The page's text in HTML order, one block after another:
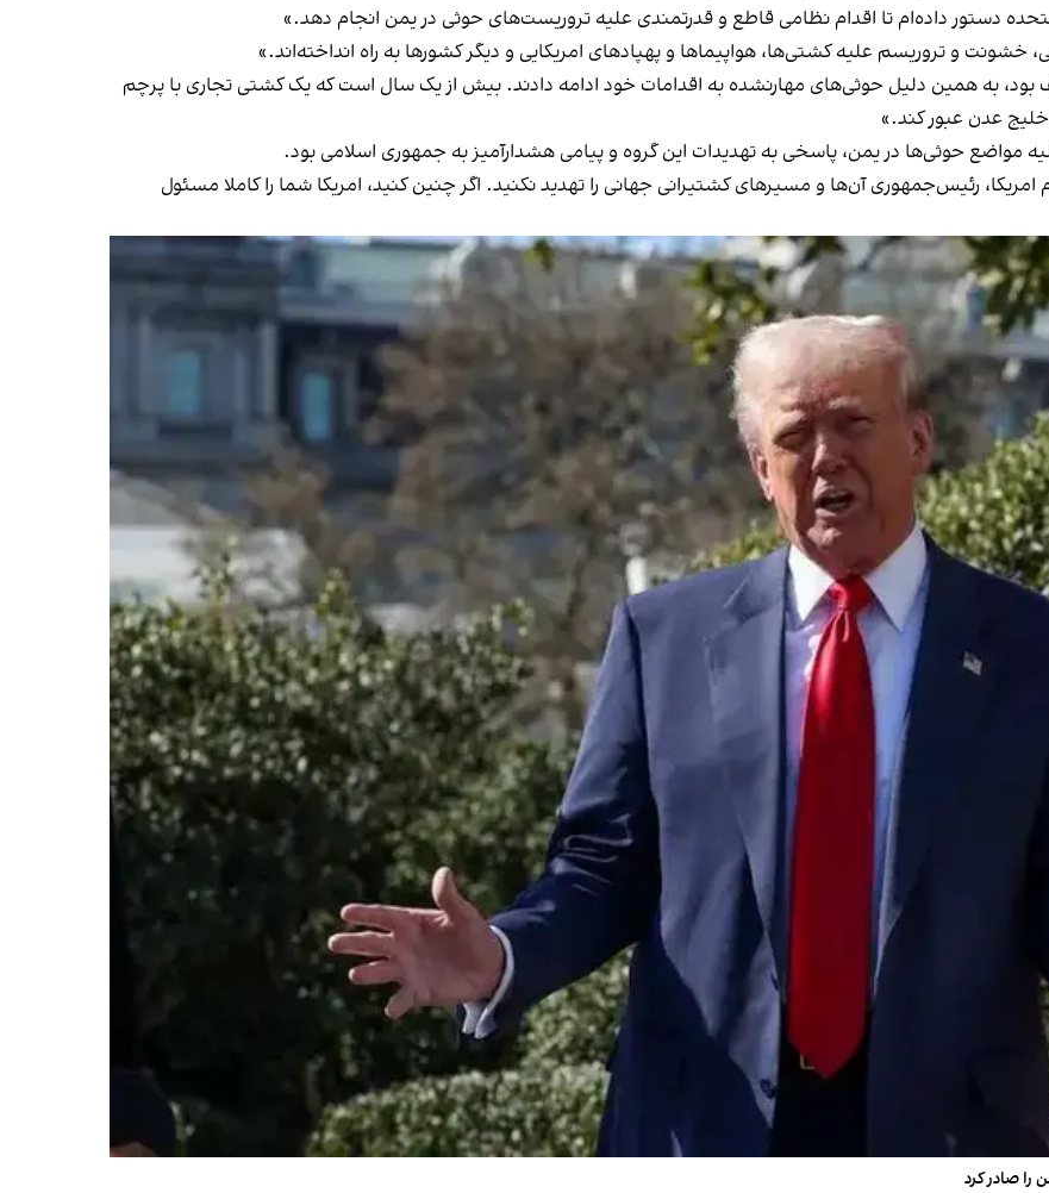
دستور داده‌ام تا اقدام نظامی قاطع و قدرتمندی علیه تروریست‌های حوثی در یمن انجام دهد.»
خشونت و تروریسم علیه کشتی‌ها، هواپیماها و پهپادهای امریکایی و دیگر کشورها به راه انداخته‌اند.»
بود، به همین دلیل حوثی‌های مهارنشده به اقدامات خود ادامه دادند. بیش از یک سال است که یک کشتی تجاری با پرچم
خلیج عدن عبور کند.»
مواضع حوثی‌ها در یمن، پاسخی به تهدیدات این گروه و پیامی هشدارآمیز به جمهوری اسلامی بود.
رئیس‌جمهوری آن‌ها و مسیرهای کشتیرانی جهانی را تهدید نکنید. اگر چنین کنید، امریکا شما را کاملا مسئول
صادر کرد